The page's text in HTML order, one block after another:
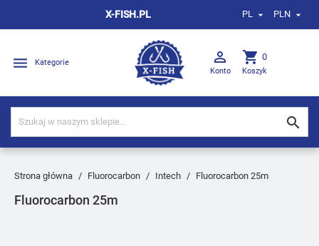
X-FISH.PL PL  PLN 
 Kategorie 
Konto
shopping_cart 0
Koszyk

Strona główna Fluorocarbon Intech Fluorocarbon 25m
Fluorocarbon 25m